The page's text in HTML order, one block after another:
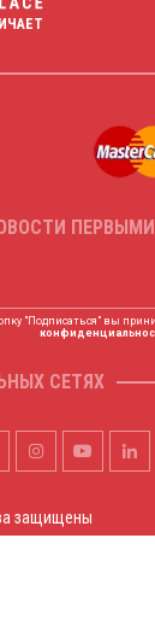
ПЕРВЫМИ
"Подписаться" вы
СЕТЯХ
защищены